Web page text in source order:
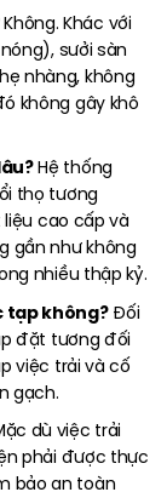
Không. Khác với
sưởi sàn
nhàng, không
không gây khô
Hệ thống
thọ tương
cao cấp và
gần như không
nhiều thập kỷ.
tạp không?Đối
đặt tương đối
việc trải và cố
gạch.
dù việc trải
phải được thực
bảo an toàn